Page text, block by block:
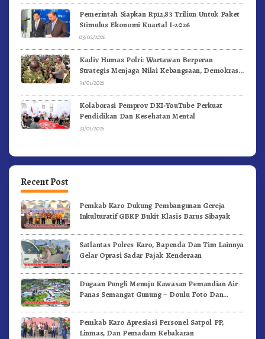
Pemerintah Siapkan Rp12,83 Triliun Untuk Paket
Stimulus Ekonomi Kuartal I-2026
03/02/2026
Kadiv Humas Polri: Wartawan Berperan
Strategis Menjaga Nilai Kebangsaan, Demokrasi,
dan NKRI
31/01/2026
Kolaborasi Pemprov DKI-YouTube Perkuat
Pendidikan Dan Kesehatan Mental
31/01/2026
Recent Post
Pemkab Karo Dukung Pembangunan Gereja
Inkulturatif GBKP Bukit Klasis Barus Sibayak
Satlantas Polres Karo, Bapenda Dan Tim Lainnya
Gelar Oprasi Sadar Pajak Kenderaan
Dugaan Pungli Menuju Kawasan Pemandian Air
Panas Semangat Gunung – Doulu Foto Dan
Pemkab Karo Apresiasi Personel Satpol PP,
Linmas, Dan Pemadam Kebakaran